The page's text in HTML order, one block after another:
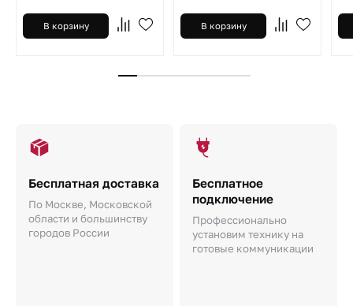
В корзину В корзину
Бесплатная доставка
По Москве, Московской
области и большинству
городов России
Бесплатное
подключение
Профессионально
установим технику на
готовые коммуникации